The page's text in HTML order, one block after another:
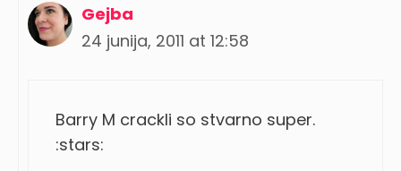
Gejba
24 junija, 2011 at 12:58
Barry M crackli so stvarno super.
:stars: